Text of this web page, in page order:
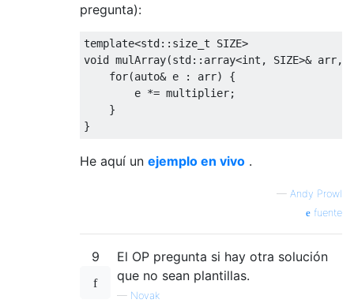
pregunta):
template<std:: size_t SIZE>
void mulArray(std:: array<int , SIZE>& arr,
for(auto& e : arr)
{
        e
*= multiplier;
}
}
He aquí un ejemplo en vivo .
— Andy Prowl
fuente
9
El OP pregunta si hay otra solución
que no sean plantillas.
— Novak